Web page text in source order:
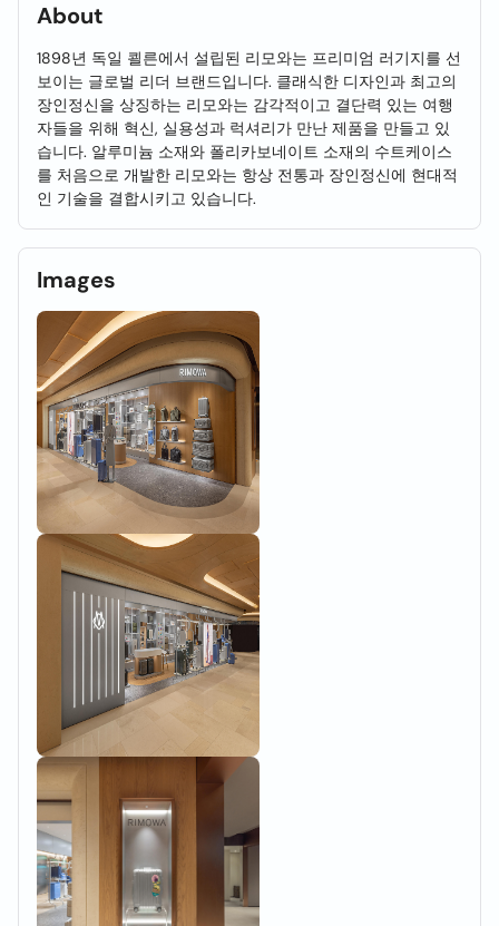
About
1898년 독일 쾰른에서 설립된 리모와는 프리미엄 러기지를 선
보이는 글로벌 리더 브랜드입니다. 클래식한 디자인과 최고의
장인정신을 상징하는 리모와는 감각적이고 결단력 있는 여행
자들을 위해 혁신, 실용성과 럭셔리가 만난 제품을 만들고 있
습니다. 알루미늄 소재와 폴리카보네이트 소재의 수트케이스
를 처음으로 개발한 리모와는 항상 전통과 장인정신에 현대적
인 기술을 결합시키고 있습니다.
Images